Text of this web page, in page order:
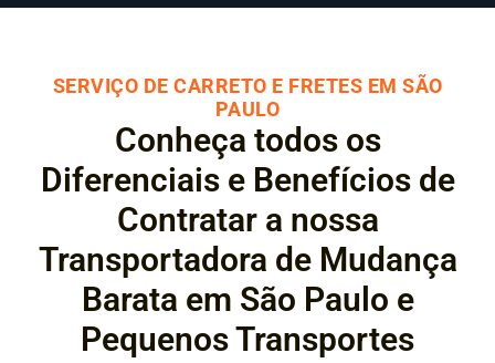
SERVIÇO DE CARRETO E FRETES EM SÃO
PAULO
Conheça todos os
Diferenciais e Benefícios de
Contratar a nossa
Transportadora de Mudança
Barata em São Paulo e
Pequenos Transportes